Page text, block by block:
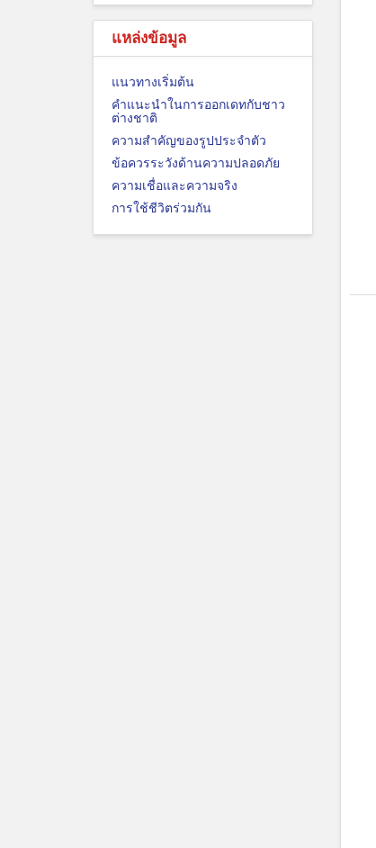
แหล่งข้อมูล
แนวทางเริ่มต้น
คำแนะนำในการออกเดทกับชาว
ต่างชาติ
ความสำคัญของรูปประจำตัว
ข้อควรระวังด้านความปลอดภัย
ความเชื่อและความจริง
การใช้ชีวิตร่วมกัน